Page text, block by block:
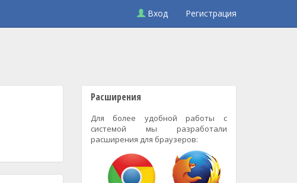
Вход Регистрация
Расширения
Для более удобной работы с
системой мы разработали
расширения для браузеров: